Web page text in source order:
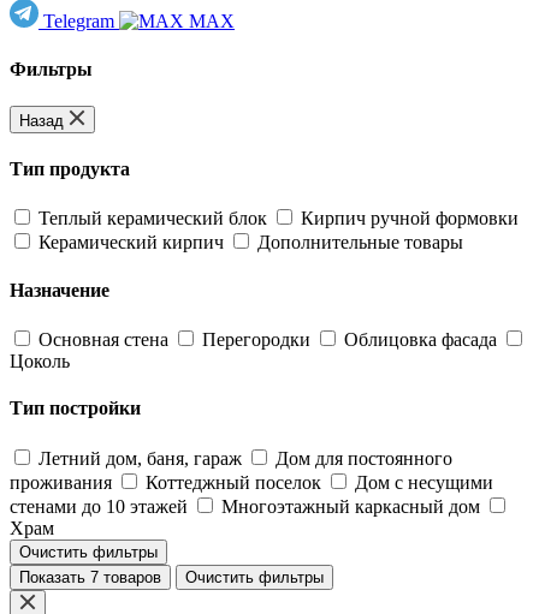
Telegram MAX
Фильтры
Назад
Тип продукта
Теплый керамический блок
Кирпич ручной формовки
Керамический кирпич
Дополнительные товары
Назначение
Основная стена Перегородки
Облицовка фасада
Цоколь
Тип постройки
Летний дом, баня, гараж
Дом для постоянного
проживания
Коттеджный поселок
Дом с несущими
стенами до 10 этажей
Многоэтажный каркасный дом
Храм
Очистить фильтры
Показать 7 товаров
Очистить фильтры